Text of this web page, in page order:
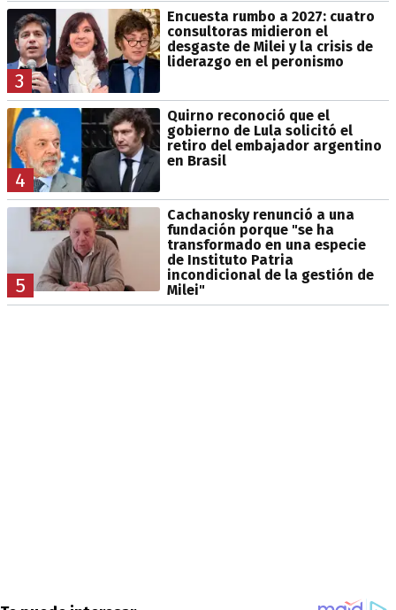
3
Encuesta rumbo a 2027: cuatro
consultoras midieron el
desgaste de Milei y la crisis de
liderazgo en el peronismo
4
Quirno reconoció que el
gobierno de Lula solicitó el
retiro del embajador argentino
en Brasil
5
Cachanosky renunció a una
fundación porque "se ha
transformado en una especie
de Instituto Patria
incondicional de la gestión de
Milei"